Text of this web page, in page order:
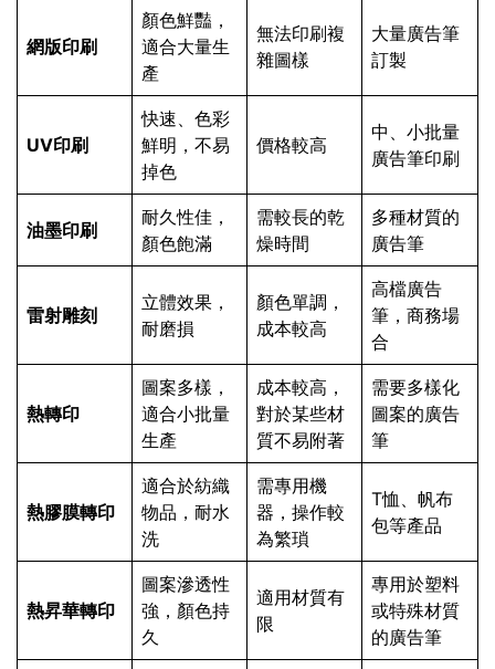
網版印刷
顏色鮮豔，
適合大量生
產
無法印刷複
雜圖樣
大量廣告筆
訂製
UV印刷
快速、色彩
鮮明，不易
掉色
價格較高
中、小批量
廣告筆印刷
油墨印刷
耐久性佳，
顏色飽滿
需較長的乾
燥時間
多種材質的
廣告筆
雷射雕刻
立體效果，
耐磨損
顏色單調，
成本較高
高檔廣告
筆，商務場
合
熱轉印
圖案多樣，
適合小批量
生產
成本較高，
對於某些材
質不易附著
需要多樣化
圖案的廣告
筆
熱膠膜轉印
適合於紡織
物品，耐水
洗
需專用機
器，操作較
為繁瑣
T恤、帆布
包等產品
熱昇華轉印
圖案滲透性
強，顏色持
久
適用材質有
限
專用於塑料
或特殊材質
的廣告筆